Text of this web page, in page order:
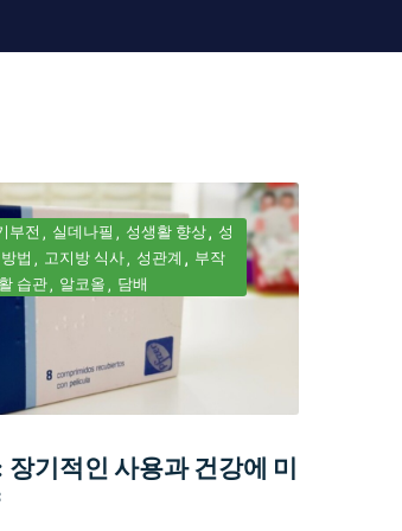
부전 실데나필 성생활 향상
성
법 고지방 식사 성관계
부작
습관 알코올 담배
장기적인 사용과 건강에 미